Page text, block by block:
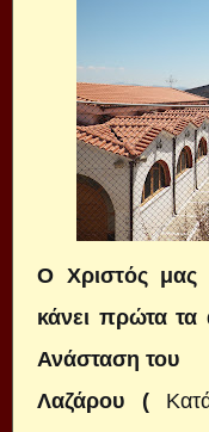
Ο Χριστός μας
κάνει πρώτα
Ανάσταση του
Λαζάρου (